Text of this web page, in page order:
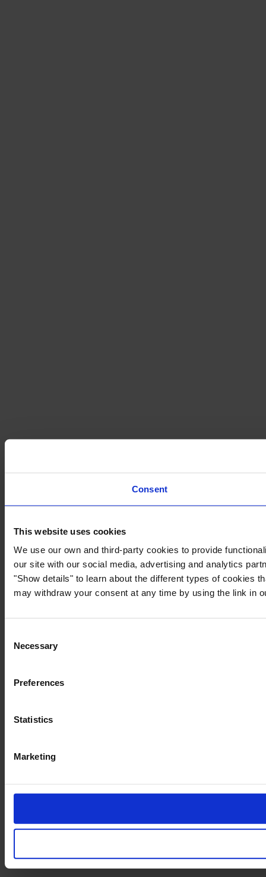
Consent
This website uses cookies
We use our own and third-party cookies to provide
our site with our social media, advertising and analytics
"Show details" to learn about the different types of cookies
may withdraw your consent at any time by using the link in
Selection
Necessary
Preferences
Statistics
Marketing